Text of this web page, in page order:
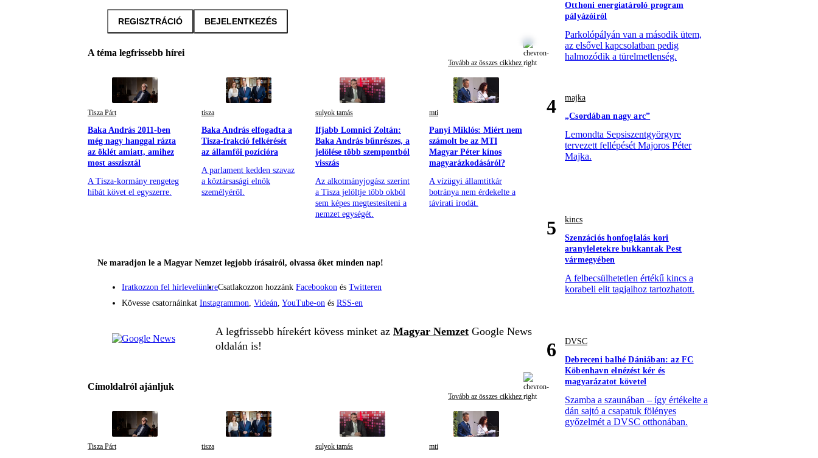
REGISZTRÁCIÓ BEJELENTKEZÉS
A téma legfrissebb hírei
Tovább az összes cikkhez
Tisza Párt
Baka András 2011-ben
még nagy hanggal rázta
az öklét amiatt, amihez
most asszisztál
A Tisza-kormány rengeteg
hibát követ el egyszerre.
tisza
Baka András elfogadta a
Tisza-frakció felkérését
az államfői pozícióra
A parlament kedden szavaz
a köztársasági elnök
személyéről.
sulyok tamás
Ifjabb Lomnici Zoltán:
Baka András bűnrészes, a
jelölése több szempontból
visszás
Az alkotmányjogász szerint
a Tisza jelöltje több okból
sem képes megtestesíteni a
nemzet egységét.
mti
Panyi Miklós: Miért nem
számolt be az MTI
Magyar Péter kínos
magyarázkodásáról?
A vízügyi államtitkár
botránya nem érdekelte a
távirati irodát.
Ne maradjon le a Magyar Nemzet legjobb írásairól, olvassa őket minden nap!
Iratkozzon fel hírlevelünkreCsatlakozzon hozzánk Facebookon és Twitteren
Kövesse csatornáinkat Instagrammon Videán YouTube-on és RSS-en
A legfrissebb hírekért kövess minket az Magyar Nemzet Google News
oldalán is!
Címoldalról ajánljuk
Tovább az összes cikkhez
Tisza Párt tisza sulyok tamás mti
Otthoni energiatároló program
pályázóiról
Parkolópályán van a második ütem,
az elsővel kapcsolatban pedig
halmozódik a türelmetlenség.
4
majka
„Csordában nagy arc”
Lemondta Sepsiszentgyörgyre
tervezett fellépését Majoros Péter
Majka.
5
kincs
Szenzációs honfoglalás kori
aranyleletekre bukkantak Pest
vármegyében
A felbecsülhetetlen értékű kincs a
korabeli elit tagjaihoz tartozhatott.
6
DVSC
Debreceni balhé Dániában: az FC
Köbenhavn elnézést kér és
magyarázatot követel
Szamba a szaunában – így értékelte a
dán sajtó a csapatuk fölényes
győzelmét a DVSC otthonában.